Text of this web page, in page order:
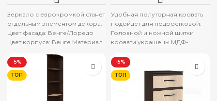
Зеркало с еврокромкой станет
отдельным элементом декора.
Цвет фасада: Венге/Лоредо
Цвет корпуса: Венге Материал
ЛДСП/ЛДСП Ширина, мм: 800
Удобная полуторная кровать
подойдет для подростковой.
Головной и ножной щитки
кровати украшены МДФ-
добавляют выдвижные ящики
для белья. Основанием
-5%
ТОП
-5%
ТОП